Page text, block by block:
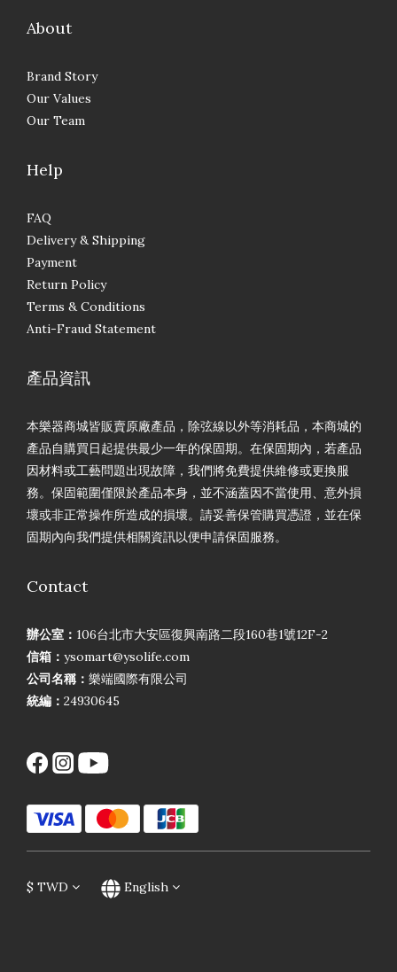
About
Brand Story
Our Values
Our Team
Help
FAQ
Delivery & Shipping
Payment
Return Policy
Terms & Conditions
Anti-Fraud Statement
產品資訊
本樂器商城皆販賣原廠產品，除弦線以外等消耗品，本商城的
產品自購買日起提供最少一年的保固期。在保固期內，若產品
因材料或工藝問題出現故障，我們將免費提供維修或更換服
務。保固範圍僅限於產品本身，並不涵蓋因不當使用、意外損
壞或非正常操作所造成的損壞。請妥善保管購買憑證，並在保
固期內向我們提供相關資訊以便申請保固服務。
Contact
辦公室： 106台北市大安區復興南路二段160巷1號12F-2
信箱： ysomart@ysolife.com
公司名稱： 樂端國際有限公司
統編： 24930645
$ TWD English